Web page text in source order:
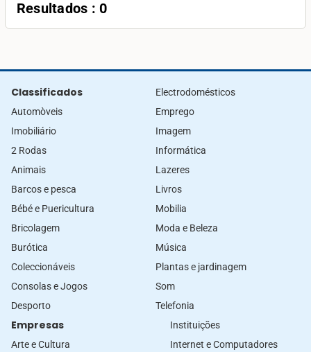
Resultados : 0
Classificados
Automòveis
Imobiliário
2 Rodas
Animais
Barcos e pesca
Bébé e Puericultura
Bricolagem
Burótica
Coleccionáveis
Consolas e Jogos
Desporto
Electrodomésticos
Emprego
Imagem
Informática
Lazeres
Livros
Mobilia
Moda e Beleza
Música
Plantas e jardinagem
Som
Telefonia
Empresas
Arte e Cultura
Instituições
Internet e Computadores